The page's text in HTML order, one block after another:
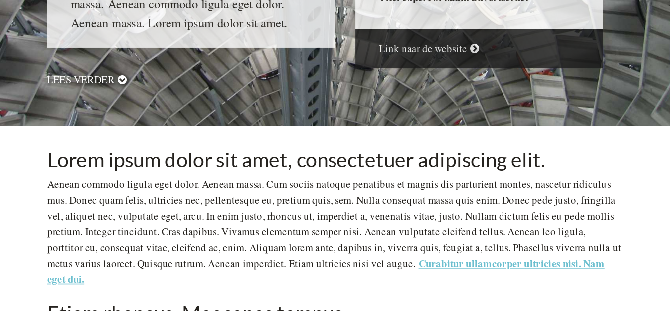
massa. Aenean commodo ligula eget dolor.
Aenean massa. Lorem ipsum dolor sit amet.
LEES VERDER
Link naar de website
Lorem ipsum dolor sit amet, consectetuer adipiscing elit.
Aenean commodo ligula eget dolor. Aenean massa. Cum sociis natoque penatibus et magnis dis parturient montes, nascetur ridiculus
mus. Donec quam felis, ultricies nec, pellentesque eu, pretium quis, sem. Nulla consequat massa quis enim. Donec pede justo, fringilla
vel, aliquet nec, vulputate eget, arcu. In enim justo, rhoncus ut, imperdiet a, venenatis vitae, justo. Nullam dictum felis eu pede mollis
pretium. Integer tincidunt. Cras dapibus. Vivamus elementum semper nisi. Aenean vulputate eleifend tellus. Aenean leo ligula,
porttitor eu, consequat vitae, eleifend ac, enim. Aliquam lorem ante, dapibus in, viverra quis, feugiat a, tellus. Phasellus viverra nulla ut
metus varius laoreet. Quisque rutrum. Aenean imperdiet. Etiam ultricies nisi vel augue. Curabitur ullamcorper ultricies nisi. Nam
eget dui.